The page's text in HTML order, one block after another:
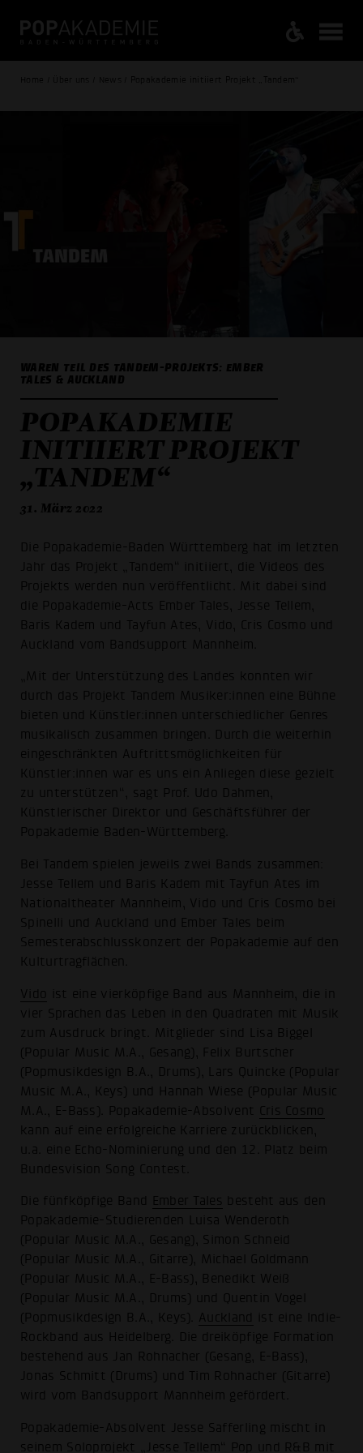
Home / Über uns / News / Popakademie initiiert Projekt „Tandem“
WAREN TEIL DES TANDEM-PROJEKTS: EMBER
TALES & AUCKLAND
POPAKADEMIE
INITIIERT PROJEKT
„TANDEM“
31. März 2022
Die Popakademie-Baden Württemberg hat im letzten
Jahr das Projekt „Tandem“ initiiert, die Videos des
Projekts werden nun veröffentlicht. Mit dabei sind
die Popakademie-Acts Ember Tales, Jesse Tellem,
Baris Kadem und Tayfun Ates, Vido, Cris Cosmo und
Auckland vom Bandsupport Mannheim.
„Mit der Unterstützung des Landes konnten wir
durch das Projekt Tandem Musiker:innen eine Bühne
bieten und Künstler:innen unterschiedlicher Genres
musikalisch zusammen bringen. Durch die weiterhin
eingeschränkten Auftrittsmöglichkeiten für
Künstler:innen war es uns ein Anliegen diese gezielt
zu unterstützen“, sagt Prof. Udo Dahmen,
Künstlerischer Direktor und Geschäftsführer der
Popakademie Baden-Württemberg.
Bei Tandem spielen jeweils zwei Bands zusammen:
Jesse Tellem und Baris Kadem mit Tayfun Ates im
Nationaltheater Mannheim, Vido und Cris Cosmo bei
Spinelli und Auckland und Ember Tales beim
Semesterabschlusskonzert der Popakademie auf den
Kulturtragflächen.
Vido
ist eine vierköpfige Band aus Mannheim, die in
vier Sprachen das Leben in den Quadraten mit Musik
zum Ausdruck bringt. Mitglieder sind Lisa Biggel
(Popular Music M.A., Gesang), Felix Burtscher
(Popmusikdesign B.A., Drums), Lars Quincke (Popular
Music M.A., Keys) und Hannah Wiese (Popular Music
M.A., E-Bass). Popakademie-Absolvent
Cris Cosmo
kann auf eine erfolgreiche Karriere zurückblicken,
u.a. eine Echo-Nominierung und den 12. Platz beim
Bundesvision Song Contest.
Die fünfköpfige Band Ember Tales
besteht aus den
Popakademie-Studierenden Luisa Wenderoth
(Popular Music M.A., Gesang), Simon Schneid
(Popular Music M.A., Gitarre), Michael Goldmann
(Popular Music M.A., E-Bass), Benedikt Weiß
(Popular Music M.A., Drums) und Quentin Vogel
(Popmusikdesign B.A., Keys). Auckland
ist eine Indie-
Rockband aus Heidelberg. Die dreiköpfige Formation
bestehend aus Jan Rohnacher (Gesang, E-Bass),
Jonas Schmitt (Drums) und Tim Rohnacher (Gitarre)
wird vom Bandsupport Mannheim gefördert.
Popakademie-Absolvent Jesse Safferling mischt in
seinem Soloprojekt „
Jesse Tellem “ Pop und R&B mit